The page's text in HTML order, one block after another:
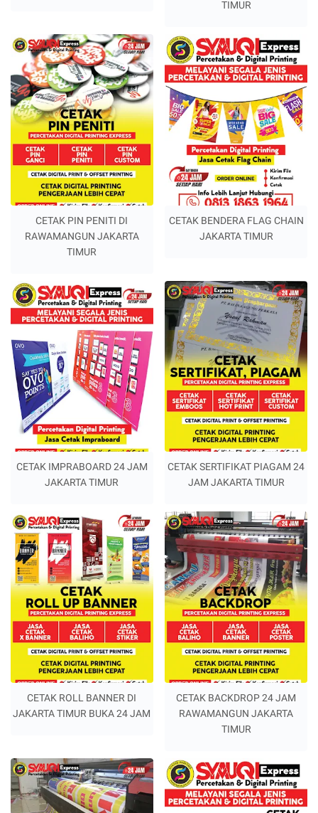
TIMUR
CETAK PIN PENITI DI
RAWAMANGUN JAKARTA
TIMUR
CETAK BENDERA FLAG CHAIN
JAKARTA TIMUR
CETAK IMPRABOARD 24 JAM
JAKARTA TIMUR
CETAK SERTIFIKAT PIAGAM 24
JAM JAKARTA TIMUR
CETAK ROLL BANNER DI
JAKARTA TIMUR BUKA 24 JAM
CETAK BACKDROP 24 JAM
RAWAMANGUN JAKARTA
TIMUR